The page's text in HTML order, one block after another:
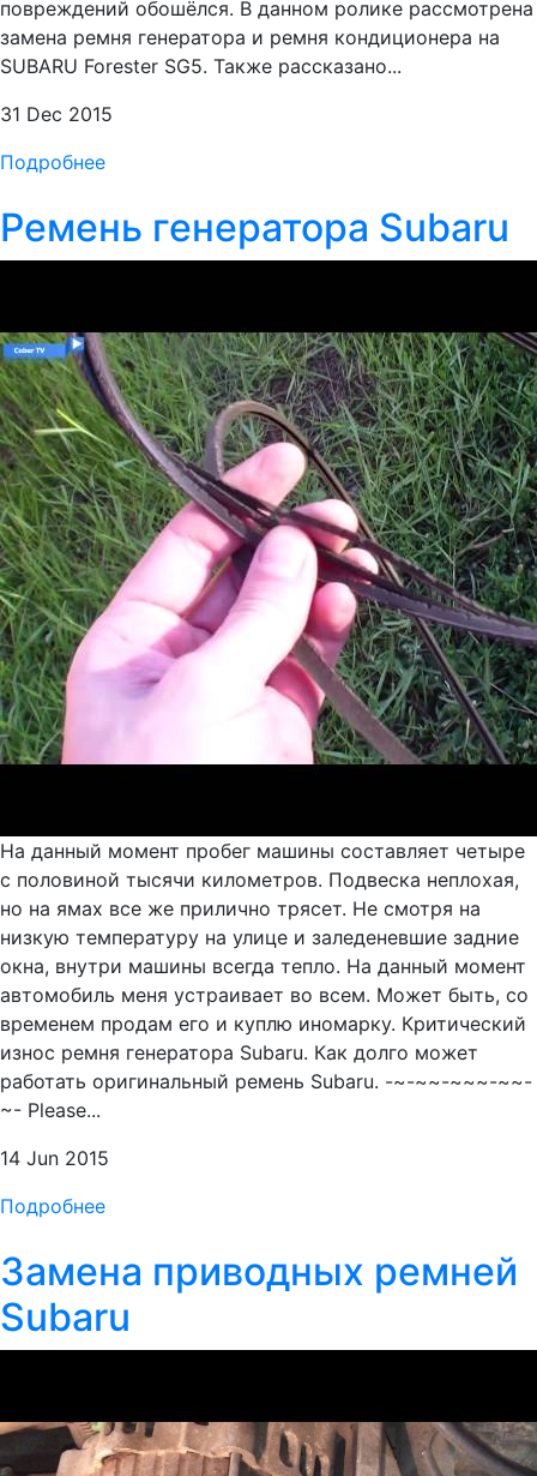
повреждений обошёлся. В данном ролике рассмотрена
замена ремня генератора и ремня кондиционера на
SUBARU Forester SG5. Также рассказано...
31 Dec 2015
Подробнее
Ремень генератора Subaru
На данный момент пробег машины составляет четыре
с половиной тысячи километров. Подвеска неплохая,
но на ямах все же прилично трясет. Не смотря на
низкую температуру на улице и заледеневшие задние
окна, внутри машины всегда тепло. На данный момент
автомобиль меня устраивает во всем. Может быть, со
временем продам его и куплю иномарку. Критический
износ ремня генератора Subaru. Как долго может
работать оригинальный ремень Subaru. -~-~~-~~~-~~-
~- Please...
14 Jun 2015
Подробнее
Замена приводных ремней
Subaru